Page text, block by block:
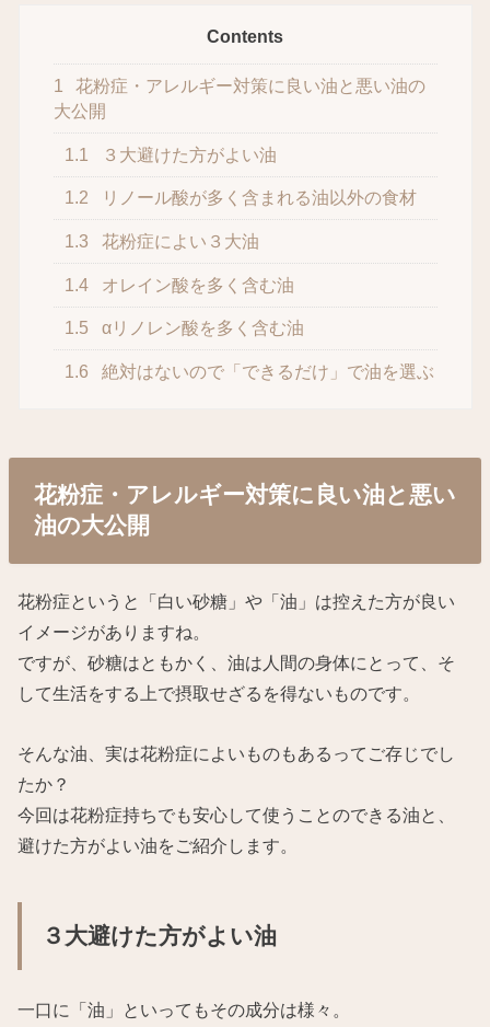
Contents
1
花粉症・アレルギー対策に良い油と悪い油の
大公開
1.1 ３大避けた方がよい油
1.2 リノール酸が多く含まれる油以外の食材
1.3 花粉症によい３大油
1.4 オレイン酸を多く含む油
1.5 αリノレン酸を多く含む油
1.6 絶対はないので「できるだけ」で油を選ぶ
花粉症・アレルギー対策に良い油と悪い
油の大公開
花粉症というと「白い砂糖」や「油」は控えた方が良い
イメージがありますね。
ですが、砂糖はともかく、油は人間の身体にとって、そ
して生活をする上で摂取せざるを得ないものです。
そんな油、実は花粉症によいものもあるってご存じでし
たか？
今回は花粉症持ちでも安心して使うことのできる油と、
避けた方がよい油をご紹介します。
３大避けた方がよい油
一口に「油」といってもその成分は様々。